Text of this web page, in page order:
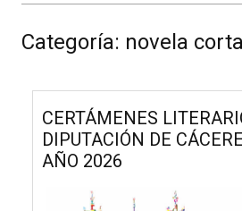
Categoría: novela corta
CERTÁMENES
DIPUTACIÓN DE
AÑO 2026